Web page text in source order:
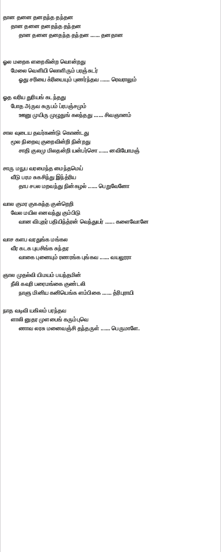
தான தனன தனதந்த தந்தன
தான தனன தனதந்த தந்தன
தான தனன தனதந்த தந்தன ...... தனதான
ஓல மறைக ளறைகின்ற வொன்றது
மேலை வெளியி லொளிரும் பரஞ்சுடர்
ஓது சரியை க்ரியையும் புணர்ந்தவ ...... ரெவராலும்
ஓத வரிய துரியங் கடந்தது
போத அருவ சுருபம் ப்ரபஞ்சமும்
ஊனு முயிரு முழுதுங் கலந்தது ...... சிவஞானம்
சால வுடைய தவர்கண்டு கொண்டது
மூல நிறைவு குறைவின்றி நின்றது
சாதி குலமு மிலதன்றி யன்பர்சொ ...... னவியோமஞ்
சாரு மநுப வரமைந்த மைந்தமெய்
வீடு பரம சுகசிந்து இந்த்ரிய
தாப சபல மறவந்து நின்கழல் ...... பெறுவேனோ
வால குமர குககந்த குன்றெறி
வேல மயில எனவந்து கும்பிடு
வான விபுதர் பதியிந்த்ரன் வெந்துயர் ...... களைவோனே
வாச களப வரதுங்க மங்கல
வீர கடக புயசிங்க சுந்தர
வாகை புனையும் ரணரங்க புங்கவ ...... வயலூரா
ஞால முதல்வி யிமயம் பயந்தமின்
நீலி கவுரி பரைமங்கை குண்டலி
நாளு மினிய கனியெங்க ளம்பிகை ...... த்ரிபுராயி
நாத வடிவி யகிலம் பரந்தவ
ளாலி னுதர முளபைங் கரும்புவெ
ணாவ லரசு மனைவஞ்சி தந்தருள் ...... பெருமாளே.